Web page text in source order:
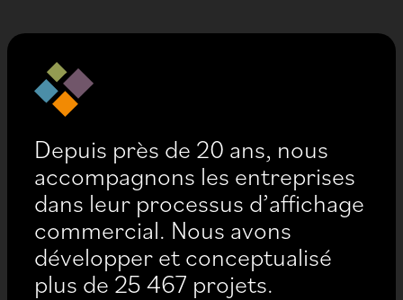
Depuis près de 20 ans, nous
accompagnons les entreprises
dans leur processus d’affichage
commercial. Nous avons
développer et conceptualisé
plus de 25 467 projets.